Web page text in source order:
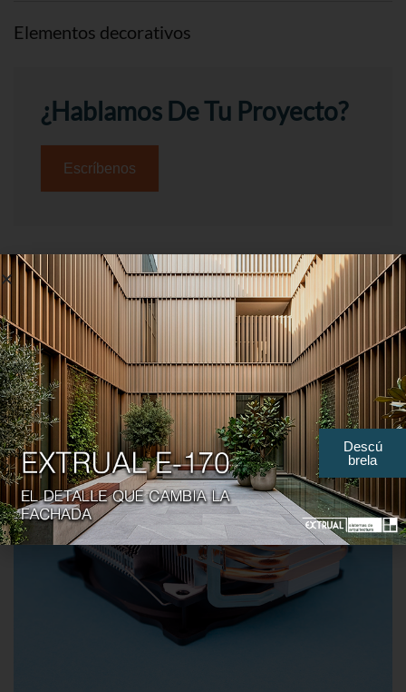
Elementos decorativos
¿Hablamos De Tu Proyecto?​
Escríbenos
Descú
brela